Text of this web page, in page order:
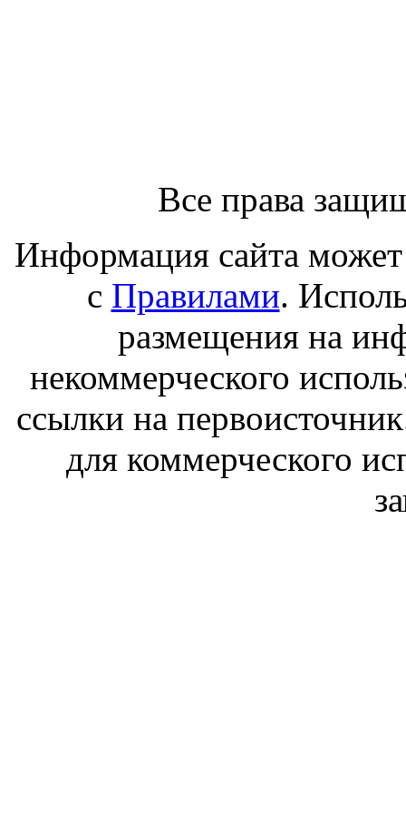
Все права
Информация сайта может
с Правилами.
размещения на
некоммерческого
ссылки на
для коммерческого